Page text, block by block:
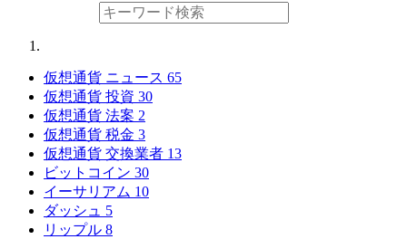
仮想通貨 ニュース 65
仮想通貨 投資 30
仮想通貨 法案 2
仮想通貨 税金 3
仮想通貨 交換業者 13
ビットコイン 30
イーサリアム 10
ダッシュ 5
リップル 8